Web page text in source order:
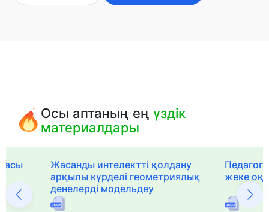
Осы аптаның еңүздік
материалдары
Жасанды интелектті қолдану
арқылы күрделі геометриялық
денелерді модельдеу
жеке